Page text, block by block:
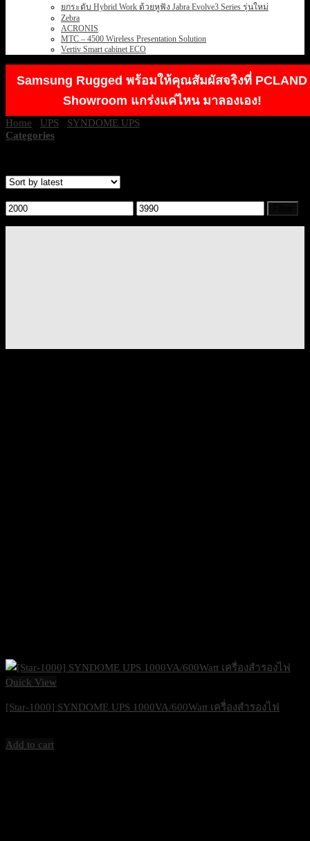
ยกระดับ Hybrid Work ด้วยหูฟัง Jabra Evolve3 Series รุ่นใหม่
Zebra
ACRONIS
MTC – 4500 Wireless Presentation Solution
Vertiv Smart cabinet ECO
Samsung Rugged พร้อมให้คุณสัมผัสจริงที่ PCLAND
Showroom แกร่งแค่ไหน มาลองเอง!
Home UPS SYNDOME UPS
Categories
Min
price
Max
price
Quick View
[Star-1000] SYNDOME UPS 1000VA/600Watt เครื่องสำรองไฟ
Add to cart